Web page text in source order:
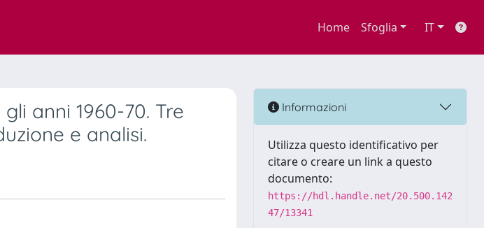
Home Sfoglia IT
anni 1960-70. Tre
e analisi.
Informazioni
Utilizza questo identificativo per
citare o creare un link a questo
documento:
https://hdl.handle.net/20.500.142
47/13341